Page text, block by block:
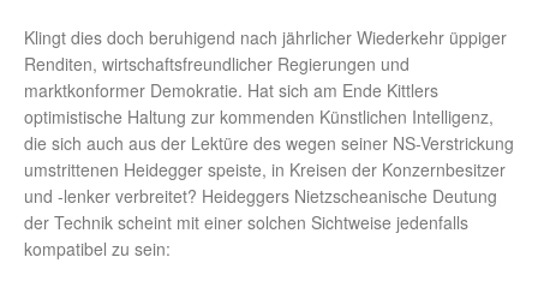
Klingt dies doch beruhigend nach jährlicher Wiederkehr üppiger
Renditen, wirtschaftsfreundlicher Regierungen und
marktkonformer Demokratie. Hat sich am Ende Kittlers
optimistische Haltung zur kommenden Künstlichen Intelligenz,
die sich auch aus der Lektüre des wegen seiner NS-Verstrickung
umstrittenen Heidegger speiste, in Kreisen der Konzernbesitzer
und -lenker verbreitet? Heideggers Nietzscheanische Deutung
der Technik scheint mit einer solchen Sichtweise jedenfalls
kompatibel zu sein: